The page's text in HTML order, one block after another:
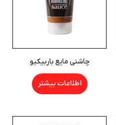
چاشنی مایع باربیکیو
اطلاعات بیشتر